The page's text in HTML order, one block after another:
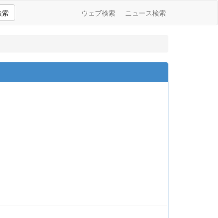
索 ウェブ検索 ニュース検索